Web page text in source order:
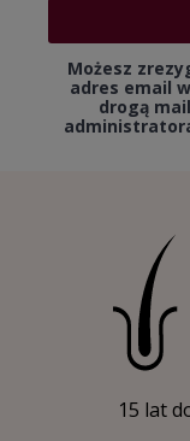
Możesz
adres email
drogą
15 lat